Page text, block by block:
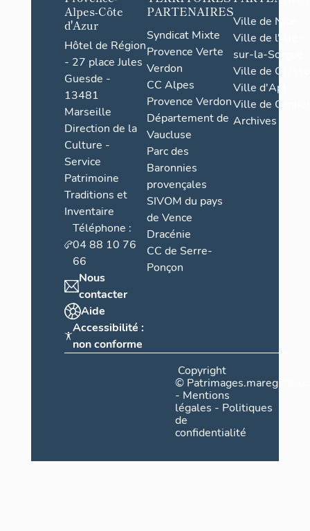
Alpes-Côte
d'Azur
Hôtel de Région
- 27 place Jules
Guesde -
13481
Marseille
Direction de la
Culture -
Service
Patrimoine
Traditions et
Inventaire
Téléphone :
04 88 10 76
66
Nous
contacter
Aide
Accessibilité :
non conforme
PARTENAIRES
Syndicat Mixte
Provence Verte
Verdon
CC Alpes
Provence Verdon
Département de
Vaucluse
Parc des
Baronnies
provençales
SIVOM du pays
de Vence
Dracénie
CC de Serre-
Ponçon
Ville de Nice
Ville de l'Isle-
sur-la-Sorgue
Ville de Grasse
Ville d'Apt
Ville de
Archives
Copyright
©
- Mentions
légales - Politiques
de
confidentialité